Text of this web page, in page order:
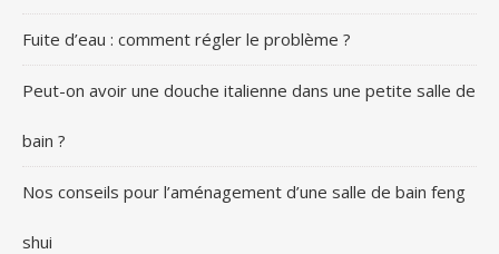
Fuite d’eau : comment régler le problème ?
Peut-on avoir une douche italienne dans une petite salle de
bain ?
Nos conseils pour l’aménagement d’une salle de bain feng
shui